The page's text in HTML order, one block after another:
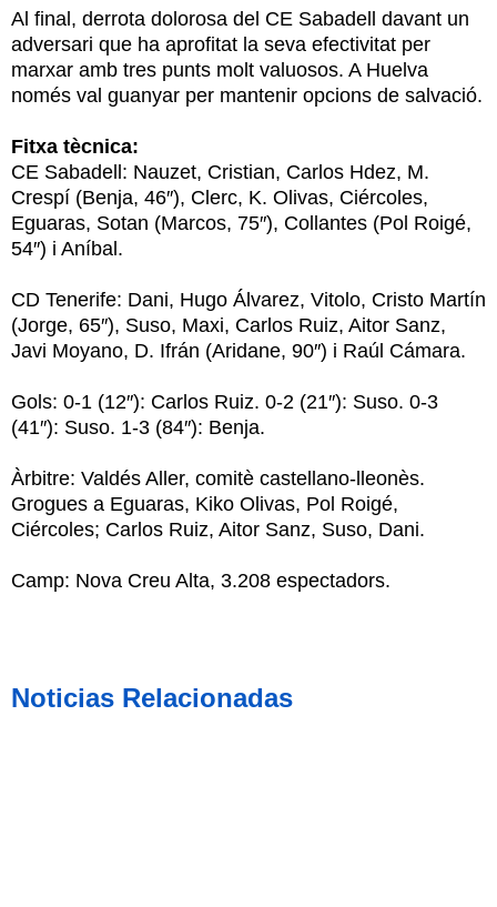
Al final, derrota dolorosa del CE Sabadell davant un
adversari que ha aprofitat la seva efectivitat per
marxar amb tres punts molt valuosos. A Huelva
només val guanyar per mantenir opcions de salvació.
Fitxa tècnica:
CE Sabadell: Nauzet, Cristian, Carlos Hdez, M.
Crespí (Benja, 46″), Clerc, K. Olivas, Ciércoles,
Eguaras, Sotan (Marcos, 75″), Collantes (Pol Roigé,
54″) i Aníbal.
CD Tenerife: Dani, Hugo Álvarez, Vitolo, Cristo Martín
(Jorge, 65″), Suso, Maxi, Carlos Ruiz, Aitor Sanz,
Javi Moyano, D. Ifrán (Aridane, 90″) i Raúl Cámara.
Gols: 0-1 (12″): Carlos Ruiz. 0-2 (21″): Suso. 0-3
(41″): Suso. 1-3 (84″): Benja.
Àrbitre: Valdés Aller, comitè castellano-lleonès.
Grogues a Eguaras, Kiko Olivas, Pol Roigé,
Ciércoles; Carlos Ruiz, Aitor Sanz, Suso, Dani.
Camp: Nova Creu Alta, 3.208 espectadors.
Noticias Relacionadas